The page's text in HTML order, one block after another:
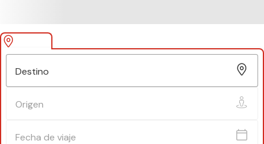
Destino
Destino
Origen
Fecha de viaje